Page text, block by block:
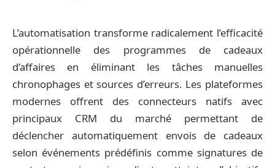
L’automatisation transforme radicalement l’efficacité
opérationnelle des programmes de cadeaux
d’affaires en éliminant les tâches manuelles
chronophages et sources d’erreurs. Les plateformes
modernes offrent des connecteurs natifs avec
principaux CRM du marché permettant de
déclencher automatiquement envois de cadeaux
selon événements prédéfinis comme signatures de